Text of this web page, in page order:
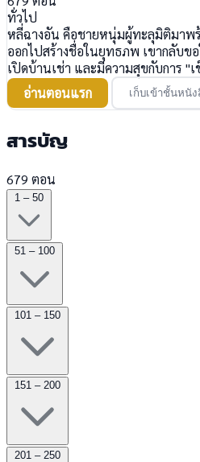
ทั่วไป
หลี่ฉางอัน คือชายหนุ่มผู้ทะลุมิติมาพ
ออกไปสร้างชื่อในยุทธภพ เขากลับข
เปิดบ้านเช่า และมีความสุขกับการ "
อ่านตอนแรก
เก็บเข้าชั้นหนัง
สารบัญ
679 ตอน
1 – 50
51 – 100
101 – 150
151 – 200
201 – 250